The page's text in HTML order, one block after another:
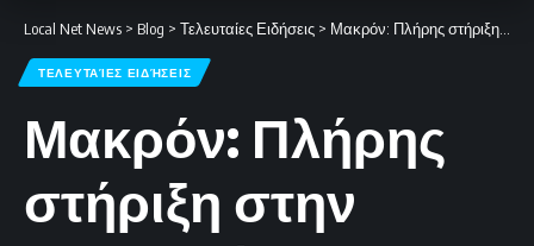
Local Net News > Blog > Τελευταίες Ειδήσεις > Μακρόν: Πλήρης στήριξη στην κυριαρχία και την εδαφική ακεραιότητα του Λιβάνου
ΤΕΛΕΥΤΑΊΕΣ ΕΙΔΉΣΕΙΣ
Μακρόν: Πλήρης
στήριξη στην